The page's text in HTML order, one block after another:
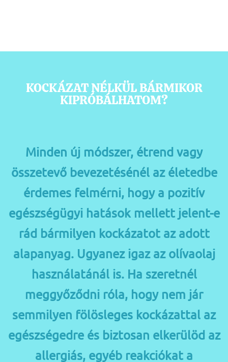
KOCKÁZAT NÉLKÜL BÁRMIKOR
KIPRÓBÁLHATOM?
Minden új módszer, étrend vagy
összetevő bevezetésénél az életedbe
érdemes felmérni, hogy a pozitív
egészségügyi hatások mellett jelent-e
rád bármilyen kockázatot az adott
alapanyag. Ugyanez igaz az olívaolaj
használatánál is. Ha szeretnél
meggyőződni róla, hogy nem jár
semmilyen fölösleges kockázattal az
egészségedre és biztosan elkerülöd az
allergiás, egyéb reakciókat a